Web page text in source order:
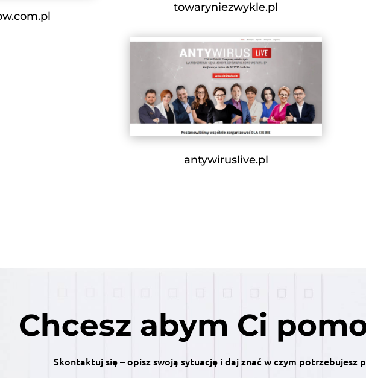
towaryniezwykle.pl
antywiruslive.pl
Chcesz abym Ci
Skontaktuj się – opisz swoją sytuację i daj znać w czym potrzebujesz